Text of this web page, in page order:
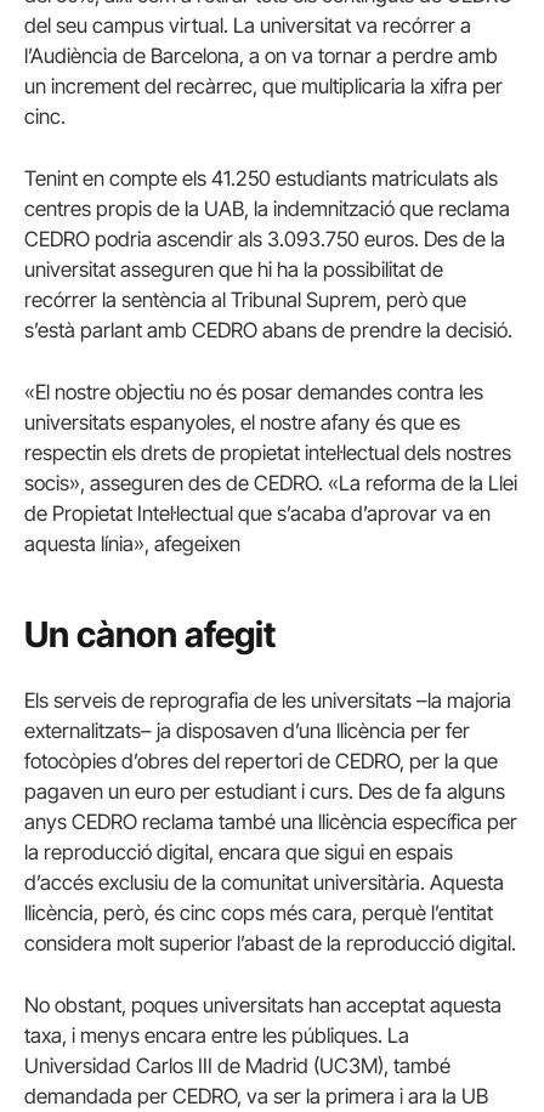
del seu campus virtual. La universitat va recórrer a
l’Audiència de Barcelona, a on va tornar a perdre amb
un increment del recàrrec, que multiplicaria la xifra per
cinc.
Tenint en compte els 41.250 estudiants matriculats als
centres propis de la UAB, la indemnització que reclama
CEDRO podria ascendir als 3.093.750 euros. Des de la
universitat asseguren que hi ha la possibilitat de
recórrer la sentència al Tribunal Suprem, però que
s’està parlant amb CEDRO abans de prendre la decisió.
«El nostre objectiu no és posar demandes contra les
universitats espanyoles, el nostre afany és que es
respectin els drets de propietat intel·lectual dels nostres
socis», asseguren des de CEDRO. «La reforma de la Llei
de Propietat Intel·lectual que s’acaba d’aprovar va en
aquesta línia», afegeixen
Un cànon afegit
Els serveis de reprografia de les universitats –la majoria
externalitzats– ja disposaven d’una llicència per fer
fotocòpies d’obres del repertori de CEDRO, per la que
pagaven un euro per estudiant i curs. Des de fa alguns
anys CEDRO reclama també una llicència específica per
la reproducció digital, encara que sigui en espais
d’accés exclusiu de la comunitat universitària. Aquesta
llicència, però, és cinc cops més cara, perquè l’entitat
considera molt superior l’abast de la reproducció digital.
No obstant, poques universitats han acceptat aquesta
taxa, i menys encara entre les públiques. La
Universidad Carlos III de Madrid (UC3M), també
demandada per CEDRO, va ser la primera i ara la UB